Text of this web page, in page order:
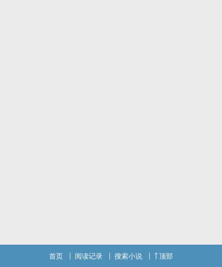
首页 阅读记录 搜索小说 顶部